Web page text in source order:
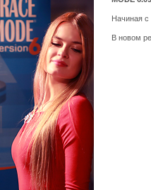
Начиная с
В новом